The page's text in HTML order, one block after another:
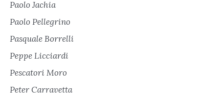
Paolo Jachia
Paolo Pellegrino
Pasquale Borrelli
Peppe Licciardi
Pescatori Moro
Peter Carravetta